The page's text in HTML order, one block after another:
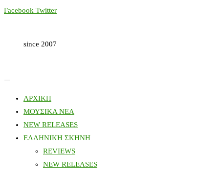
Skip
Facebook Twitter
since 2007
ΑΡΧΙΚΗ
ΜΟΥΣΙΚΑ ΝΕΑ
NEW RELEASES
ΕΛΛΗΝΙΚΗ ΣΚΗΝΗ
REVIEWS
NEW RELEASES